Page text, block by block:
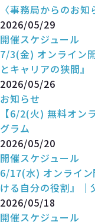
〈事務局からのお知
2026/05/29
開催スケジュール
7/3(金) オンライン
とキャリアの狭間』
2026/05/26
お知らせ
【6/2(火) 無料オン
グラム
2026/05/20
開催スケジュール
6/17(水) オンライ
ける自分の役割』｜
2026/05/18
開催スケジュール